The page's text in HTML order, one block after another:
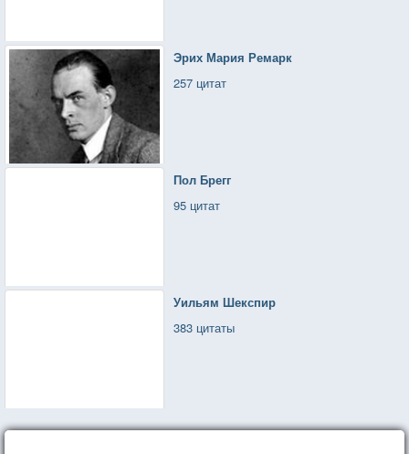
Эрих Мария Ремарк
257 цитат
Пол Брегг
95 цитат
Уильям Шекспир
383 цитаты